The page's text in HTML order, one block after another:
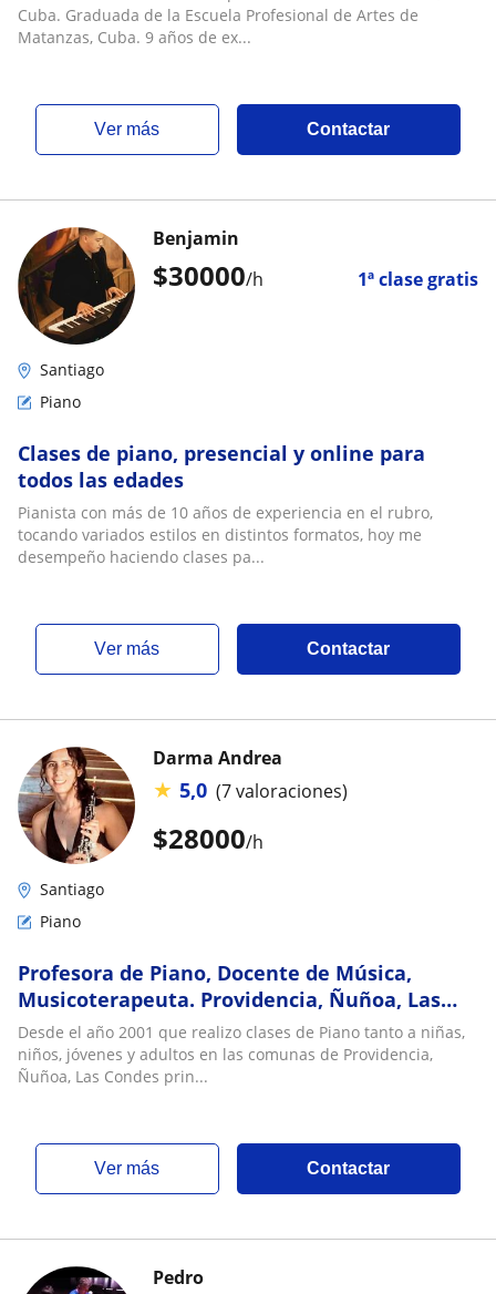
domicilio
Cuba. Graduada de la Escuela Profesional de Artes de
Matanzas, Cuba. 9 años de ex...
ver más Contactar
$30000/h 1ª clase gratis
Benjamin
Santiago
Piano
Clases de piano, presencial y online para
todos las edades
Pianista con más de 10 años de experiencia en el rubro,
tocando variados estilos en distintos formatos, hoy me
desempeño haciendo clases pa...
ver más Contactar
$28000/h
Darma Andrea
★ 5,0 (7 valoraciones)
Santiago
Piano
Profesora de Piano, Docente de Música,
Musicoterapeuta. Providencia, Ñuñoa, Las
Condes
Desde el año 2001 que realizo clases de Piano tanto a niñas,
niños, jóvenes y adultos en las comunas de Providencia,
Ñuñoa, Las Condes prin...
ver más Contactar
Pedro